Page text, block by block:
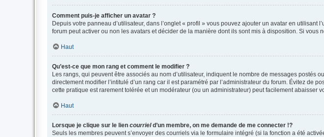
Comment puis-je afficher un avatar ?
Depuis votre panneau d’utilisateur, dans l’onglet « profil » vous pouvez ajouter un avatar en utilisant
forum peut activer ou non les avatars et décider de la manière dont ils sont mis à disposition. Si vous
Haut
Qu’est-ce que mon rang et comment le modifier ?
Les rangs, qui peuvent être associés au nom d’utilisateur, indiquent le nombre de messages
directement modifier l’intitulé d’un rang car il est paramétré par l’administrateur du forum. Évitez de
cette pratique est rarement tolérée et un modérateur (ou un administrateur) peut facilement abaisser
Haut
Lorsque je clique sur le lien courrield’un membre, on me demande de me connecter !?
Seuls les membres peuvent s’envoyer des courriels via le formulaire intégré (si la fonction a été